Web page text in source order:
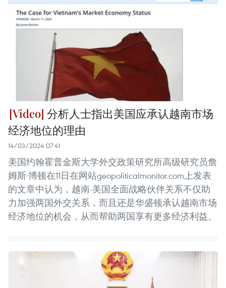
分析人士指出美国应承认越南市场
经济地位的理由
14/03/2024 07:41
美国约翰霍普金斯大学外交政策研究所高级研究员詹
姆斯·博顿在11日在网站geopoliticalmonitor.com上发表
的文章中认为，越南-美国全面战略伙伴关系不仅助
力加强两国外交关系，而且还是华盛顿承认越南市场
经济地位的机会，从而帮助两国享有更多经济利益。